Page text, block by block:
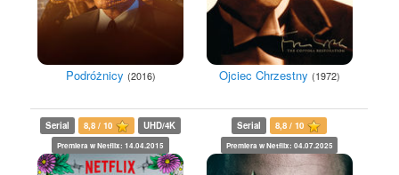
Podróżnicy (2016) Ojciec Chrzestny (1972)
Serial 8,8 / 10 UHD/4K
Premiera w Netflix: 14.04.2015
Serial 8,8 / 10
Premiera w Netflix: 04.07.2025